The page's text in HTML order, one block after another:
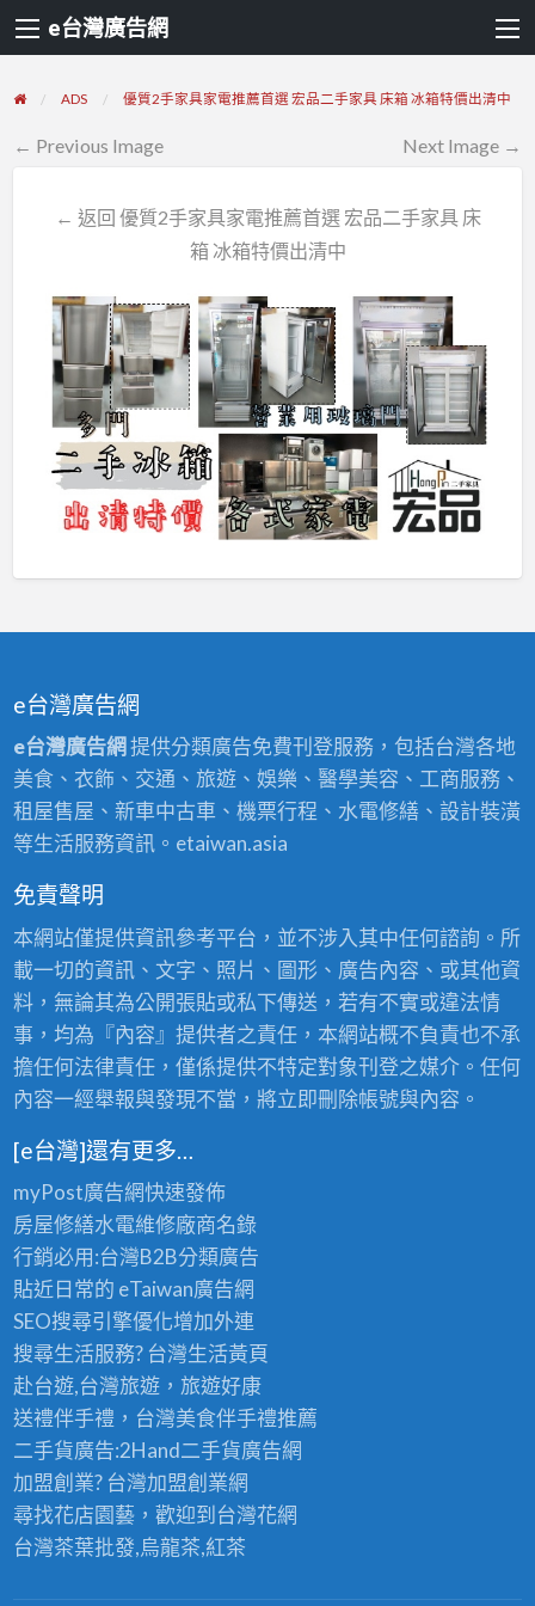
e台灣廣告網
ADS 優質2手家具家電推薦首選 宏品二手家具 床箱 冰箱特價出清中
← Previous Image Next Image →
← 返回 優質2手家具家電推薦首選 宏品二手家具 床
箱 冰箱特價出清中
e台灣廣告網
e台灣廣告網 提供分類廣告免費刊登服務，包括台灣各地
美食、衣飾、交通、旅遊、娛樂、醫學美容、工商服務、
租屋售屋、新車中古車、機票行程、水電修繕、設計裝潢
等生活服務資訊。etaiwan.asia
免責聲明
本網站僅提供資訊參考平台，並不涉入其中任何諮詢。所
載一切的資訊、文字、照片、圖形、廣告內容、或其他資
料，無論其為公開張貼或私下傳送，若有不實或違法情
事，均為『內容』提供者之責任，本網站概不負責也不承
擔任何法律責任，僅係提供不特定對象刊登之媒介。任何
內容一經舉報與發現不當，將立即刪除帳號與內容。
[e台灣]還有更多…
myPost廣告網快速發佈
房屋修繕水電維修廠商名錄
行銷必用:台灣B2B分類廣告
貼近日常的 eTaiwan廣告網
SEO搜尋引擎優化增加外連
搜尋生活服務? 台灣生活黃頁
赴台遊,台灣旅遊，旅遊好康
送禮伴手禮，台灣美食伴手禮推薦
二手貨廣告:2Hand二手貨廣告網
加盟創業? 台灣加盟創業網
尋找花店園藝，歡迎到 台灣花網
台灣茶葉批發,烏龍茶,紅茶